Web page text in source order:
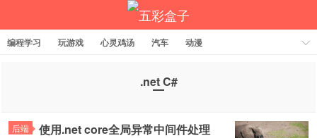
编程学习 玩游戏 心灵鸡汤 汽车 动漫
.net C#
后端
使用.net core全局异常中间件处理